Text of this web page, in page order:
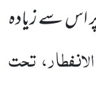
اس سے زیادہ
تحت